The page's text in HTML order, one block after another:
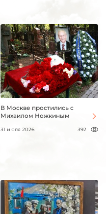
В Москве простились с
Михаилом Ножкиным
31 июля 2026 392